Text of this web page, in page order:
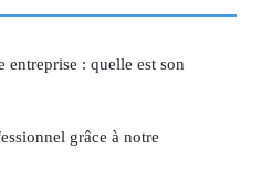
entreprise : quelle est son
grâce à notre